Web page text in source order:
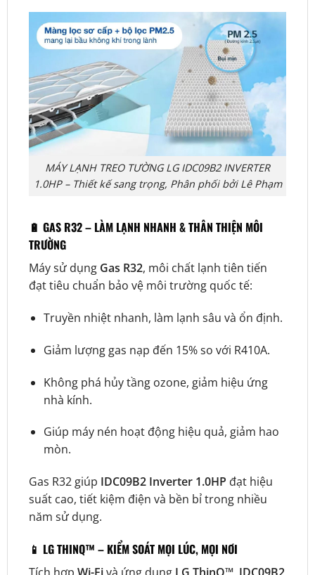
MÁY LẠNH TREO TƯỜNG LG IDC09B2 INVERTER
1.0HP – Thiết kế sang trọng, Phân phối bởi Lê Phạm
🔋 GAS R32 – LÀM LẠNH NHANH & THÂN THIỆN MÔI
TRƯỜNG
Máy sử dụng Gas R32, môi chất lạnh tiên tiến
đạt tiêu chuẩn bảo vệ môi trường quốc tế:
Truyền nhiệt nhanh, làm lạnh sâu và ổn định.
Giảm lượng gas nạp đến 15% so với R410A.
Không phá hủy tầng ozone, giảm hiệu ứng
nhà kính.
Giúp máy nén hoạt động hiệu quả, giảm hao
mòn.
Gas R32 giúp IDC09B2 Inverter 1.0HP đạt hiệu
suất cao, tiết kiệm điện và bền bỉ trong nhiều
năm sử dụng.
📱 LG THINQ™ – KIỂM SOÁT MỌI LÚC, MỌI NƠI